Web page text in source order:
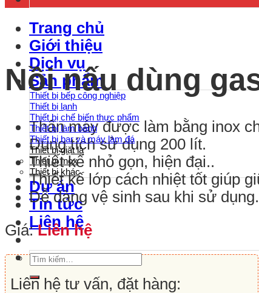
Trang chủ
Giới thiệu
Dịch vụ
Sản phẩm
Thiết bị bếp công nghiệp
Thiết bị lạnh
Thiết bị chế biến thực phẩm
Thiết bị làm bánh
Thiết bị bar và máy làm đá
Thiết bị giặt là
Thiết bị Inox
Thiết bị khác
Dự án
Tin tức
Liên hệ
Tìm
kiếm:
Nồi nấu dùng
Thân máy được làm bằng inox
Dung tích sử dụng 200 lít.
Thiết kế nhỏ gọn, hiện đại..
Thiết kế lớp cách nhiệt tốt giúp
Dễ dàng vệ sinh sau khi sử dụng.
Giá:Liên hệ
Liên hệ tư vấn, đặt hàng: